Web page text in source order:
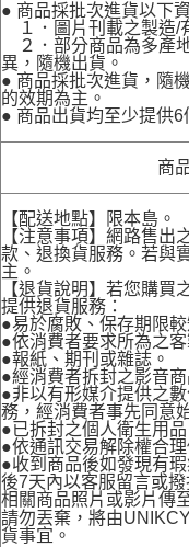
● 商品採批次進貨以下
１．圖片刊載之製造/
２．部分商品為多產
異，隨機出貨。
● 商品採批次進貨，隨
的效期為主。
● 商品出貨均至少提供6
商
【配送地點】限本島。
【注意事項】網路售出
款、退換貨服務。若與
主。
【退貨說明】若您購買
提供退貨服務：
●易於腐敗、保存期限
●依消費者要求所為之客
●報紙、期刊或雜誌。
●經消費者拆封之影音
●非以有形媒介提供之
務，經消費者事先同意
●已拆封之個人衛生用品
●依通訊交易解除權合
●收到商品後如發現有
後7天內以客服留言或
相關商品照片或影片傳
請勿丟棄，將由
貨事宜。